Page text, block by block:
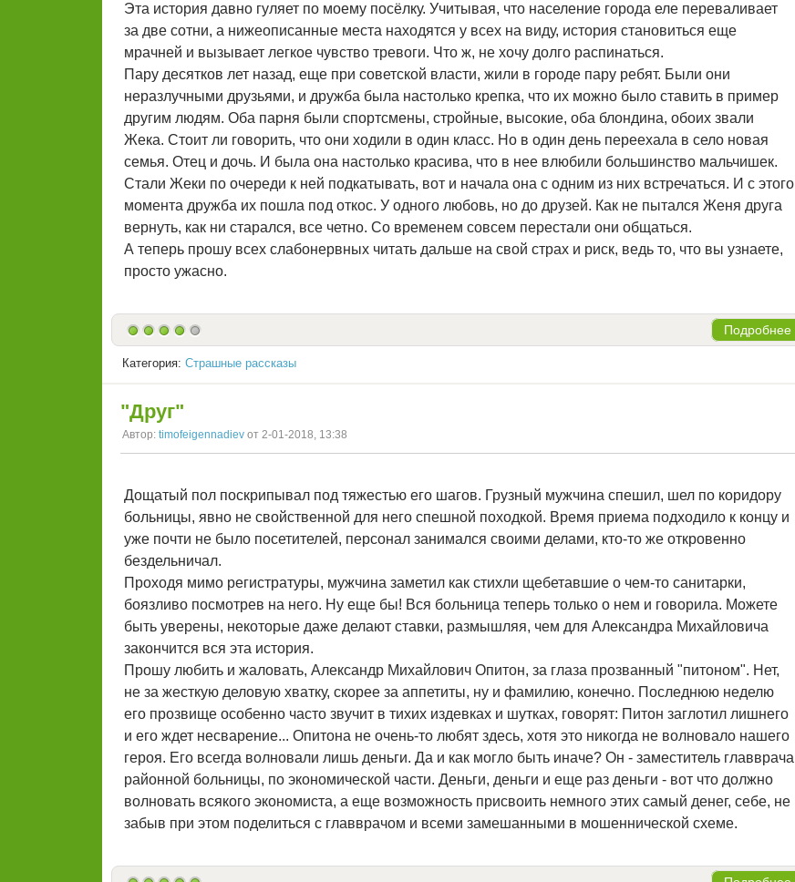
Эта история давно гуляет по моему посёлку. Учитывая, что население города еле переваливает
за две сотни, а нижеописанные места находятся у всех на виду, история становиться еще
мрачней и вызывает легкое чувство тревоги. Что ж, не хочу долго распинаться.
Пару десятков лет назад, еще при советской власти, жили в городе пару ребят. Были они
неразлучными друзьями, и дружба была настолько крепка, что их можно было ставить в пример
другим людям. Оба парня были спортсмены, стройные, высокие, оба блондина, обоих звали
Жека. Стоит ли говорить, что они ходили в один класс. Но в один день переехала в село новая
семья. Отец и дочь. И была она настолько красива, что в нее влюбили большинство мальчишек.
Стали Жеки по очереди к ней подкатывать, вот и начала она с одним из них встречаться. И с этого
момента дружба их пошла под откос. У одного любовь, но до друзей. Как не пытался Женя друга
вернуть, как ни старался, все четно. Со временем совсем перестали они общаться.
А теперь прошу всех слабонервных читать дальше на свой страх и риск, ведь то, что вы узнаете,
просто ужасно.
Подробнее
Категория: Страшные рассказы
"Друг"
Автор: timofeigennadiev от 2-01-2018, 13:38
Дощатый пол поскрипывал под тяжестью его шагов. Грузный мужчина спешил, шел по коридору
больницы, явно не свойственной для него спешной походкой. Время приема подходило к концу и
уже почти не было посетителей, персонал занимался своими делами, кто-то же откровенно
бездельничал.
Проходя мимо регистратуры, мужчина заметил как стихли щебетавшие о чем-то санитарки,
боязливо посмотрев на него. Ну еще бы! Вся больница теперь только о нем и говорила. Можете
быть уверены, некоторые даже делают ставки, размышляя, чем для Александра Михайловича
закончится вся эта история.
Прошу любить и жаловать, Александр Михайлович Опитон, за глаза прозванный "питоном". Нет,
не за жесткую деловую хватку, скорее за аппетиты, ну и фамилию, конечно. Последнюю неделю
его прозвище особенно часто звучит в тихих издевках и шутках, говорят: Питон заглотил лишнего
и его ждет несварение... Опитона не очень-то любят здесь, хотя это никогда не волновало нашего
героя. Его всегда волновали лишь деньги. Да и как могло быть иначе? Он - заместитель главврача
районной больницы, по экономической части. Деньги, деньги и еще раз деньги - вот что должно
волновать всякого экономиста, а еще возможность присвоить немного этих самый денег, себе, не
забыв при этом поделиться с главврачом и всеми замешанными в мошеннической схеме.